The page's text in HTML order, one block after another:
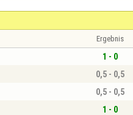
Ergebnis
1 - 0
0,5 - 0,5
0,5 - 0,5
1 - 0